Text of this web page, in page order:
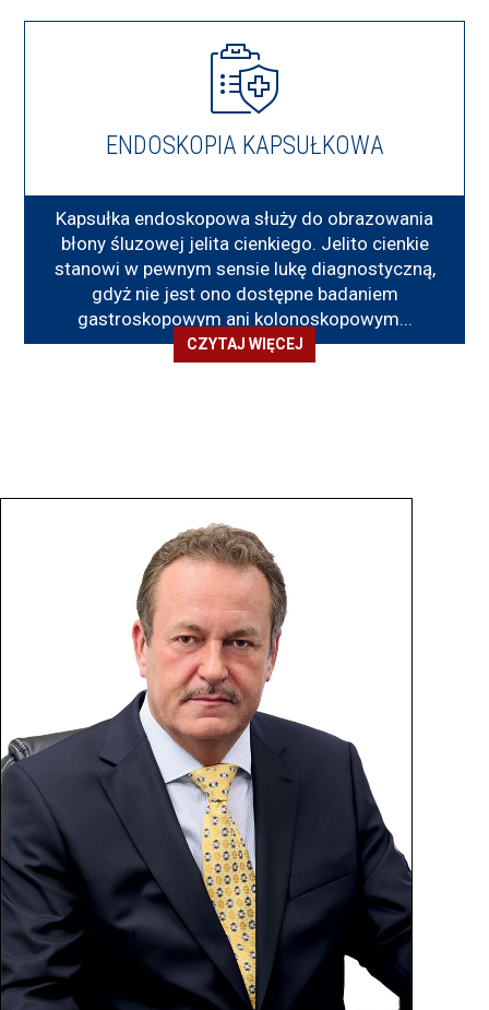
ENDOSKOPIA KAPSUŁKOWA
Kapsułka endoskopowa służy do obrazowania
błony śluzowej jelita cienkiego. Jelito cienkie
stanowi w pewnym sensie lukę diagnostyczną,
gdyż nie jest ono dostępne badaniem
gastroskopowym ani kolonoskopowym...